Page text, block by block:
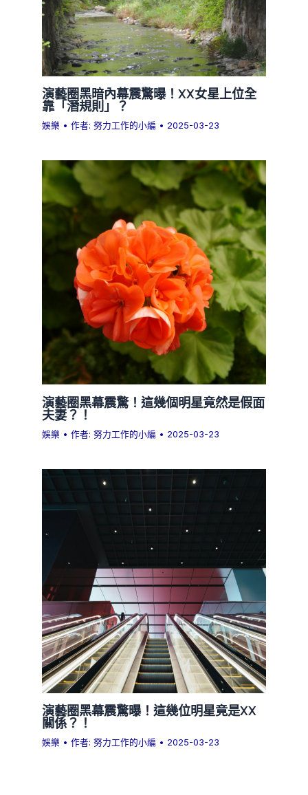
演藝圈黑暗內幕震驚曝！XX女星上位全
靠「潛規則」？
娛樂 • 作者:努力工作的小編 • 2025-03-23
演藝圈黑幕震驚！這幾個明星竟然是假面
夫妻？！
娛樂 • 作者:努力工作的小編 • 2025-03-23
演藝圈黑幕震驚曝！這幾位明星竟是XX
關係？！
娛樂 • 作者:努力工作的小編 • 2025-03-23